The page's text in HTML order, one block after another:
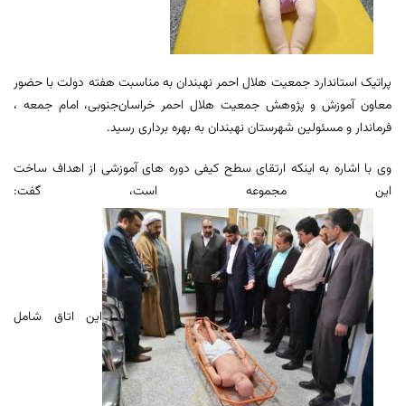
پراتیک استاندارد جمعیت هلال احمر نهبندان به مناسبت هفته دولت با حضور
معاون آموزش و پژوهش جمعیت هلال احمر خراسان‌جنوبی، امام جمعه ،
فرماندار و مسئولین شهرستان نهبندان به بهره برداری رسید.
وی با اشاره به اینکه ارتقای سطح کیفی دوره های آموزشی از اهداف ساخت
این مجموعه است، گفت:
این اتاق شامل